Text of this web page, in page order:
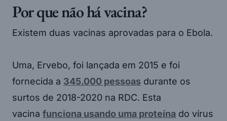
Por que não há vacina?
Existem duas vacinas aprovadas para o Ebola.
Uma, Ervebo, foi lançada em 2015 e foi
fornecida a 345.000 pessoas durante os
surtos de 2018-2020 na RDC. Esta
vacina funciona usando uma proteína do vírus